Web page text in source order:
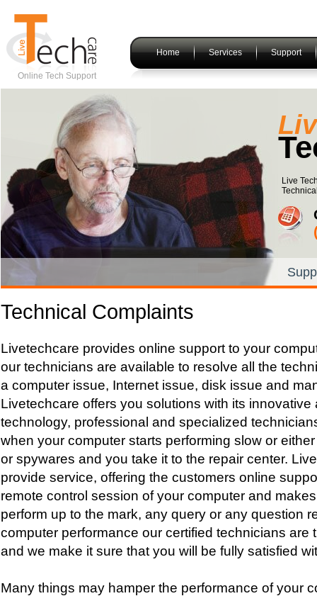
Online Tech Support
Home Services Support
Live
Technical Complaints
Livetechcare provides online support to your
our technicians are available to resolve all the
a computer issue, Internet issue, disk issue and
Livetechcare offers you solutions with its innovative
technology, professional and specialized
when your computer starts performing slow or
or spywares and you take it to the repair center.
provide service, offering the customers online
remote control session of your computer and
perform up to the mark, any query or any question
computer performance our certified technicians are
and we make it sure that you will be fully satisfied
Many things may hamper the performance of your